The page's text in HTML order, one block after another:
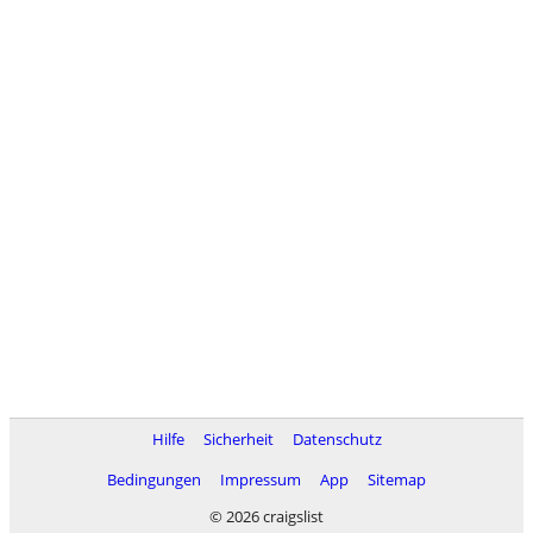
Hilfe Sicherheit
Datenschutz
Bedingungen
Impressum App
Sitemap
© 2026 craigslist